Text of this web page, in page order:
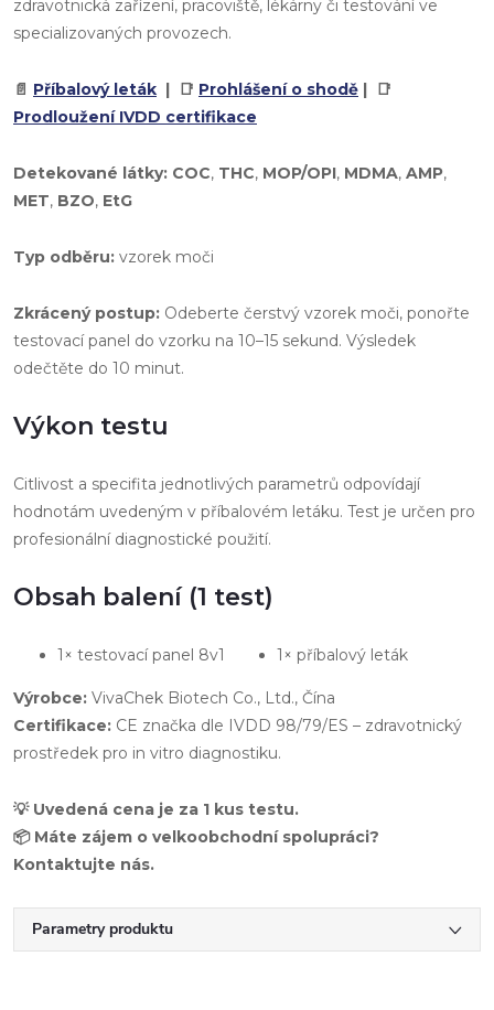
zdravotnická zařízení, pracoviště, lékárny či testování ve
specializovaných provozech.
📄 Příbalový leták | 📑 Prohlášení o shodě | 📑
Prodloužení IVDD certifikace
Detekované látky: COC, THC, MOP/OPI, MDMA, AMP,
MET, BZO, EtG
Typ odběru: vzorek moči
Zkrácený postup: Odeberte čerstvý vzorek moči, ponořte
testovací panel do vzorku na 10–15 sekund. Výsledek
odečtěte do 10 minut.
Výkon testu
Citlivost a specifita jednotlivých parametrů odpovídají
hodnotám uvedeným v příbalovém letáku. Test je určen pro
profesionální diagnostické použití.
Obsah balení (1 test)
1× testovací panel 8v1 1× příbalový leták
Výrobce: VivaChek Biotech Co., Ltd., Čína
Certifikace: CE značka dle IVDD 98/79/ES – zdravotnický
prostředek pro in vitro diagnostiku.
💡 Uvedená cena je za 1 kus testu.
📦 Máte zájem o velkoobchodní spolupráci?
Kontaktujte nás.
Parametry produktu